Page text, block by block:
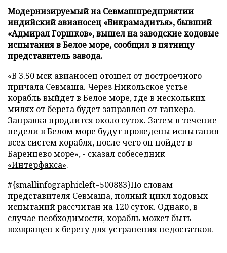
Модернизируемый на Севмашпредприятии
индийский авианосец «Викрамадитья», бывший
«Адмирал Горшков», вышел на заводские ходовые
испытания в Белое море, сообщил в пятницу
представитель завода.
«В 3.50 мск авианосец отошел от достроечного
причала Севмаша. Через Никольское устье
корабль выйдет в Белое море, где в нескольких
милях от берега будет заправлен от танкера.
Заправка продлится около суток. Затем в течение
недели в Белом море будут проведены испытания
всех систем корабля, после чего он пойдет в
Баренцево море», - сказал собеседник
«Интерфакса».
#{smallinfographicleft=500883}По словам
представителя Севмаша, полный цикл ходовых
испытаний рассчитан на 120 суток. Однако, в
случае необходимости, корабль может быть
возвращен к берегу для устранения недостатков.